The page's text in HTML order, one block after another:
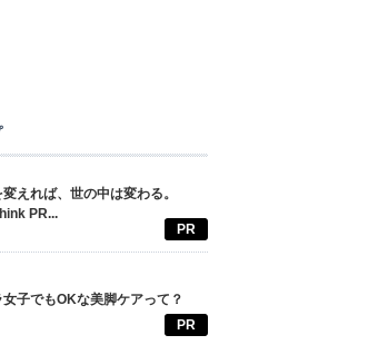
えれば、世の中は変わる。
PR...
PR
女子でもOKな美脚ケアって？
PR